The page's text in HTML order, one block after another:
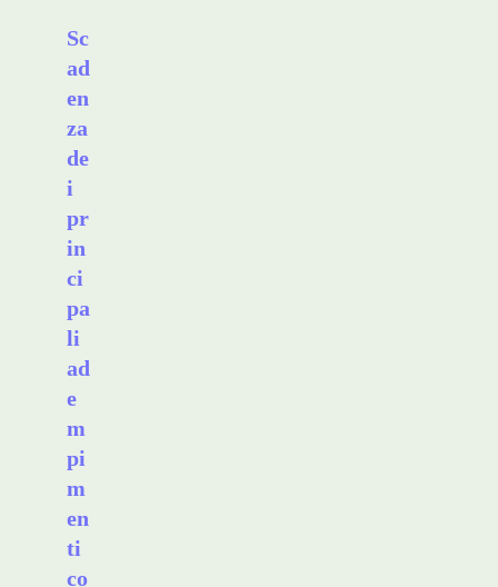
Sc
ad
en
za
de
i
pr
in
ci
pa
li
ad
e
m
pi
m
en
ti
co